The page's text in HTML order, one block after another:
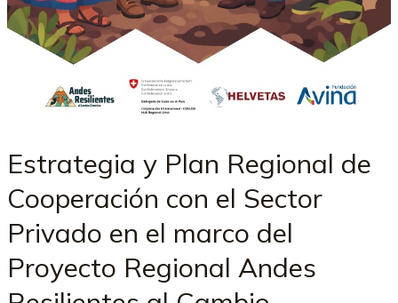
Estrategia y Plan Regional de
Cooperación con el Sector
Privado en el marco del
Proyecto Regional Andes